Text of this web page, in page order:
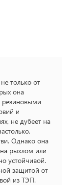
только от
она
резиновыми
и
не дубеет на
Однако она
рыхлом или
устойчивой.
защитой от
из ТЭП.